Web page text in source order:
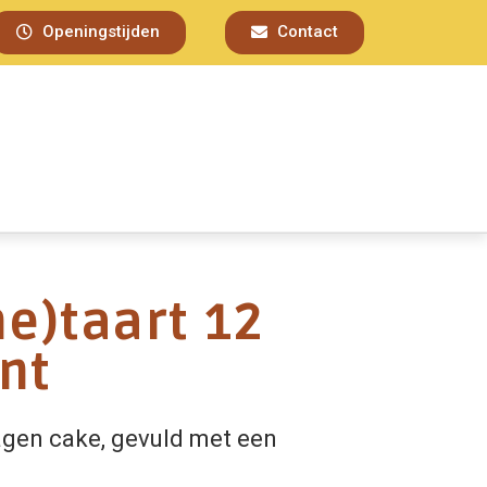
Openingstijden Contact
12
cake, gevuld met een